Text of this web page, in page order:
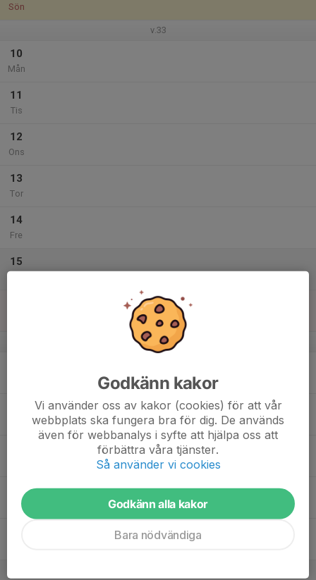
Sön
v.33
10
Mån
11
Tis
12
Ons
13
Tor
14
Fre
15
v.34
Tor
Godkänn kakor
Vi använder oss av kakor (cookies) för att vår
webbplats ska fungera bra för dig. De används
även för webbanalys i syfte att hjälpa oss att
förbättra våra tjänster.
Så använder vi cookies
Godkänn alla kakor
Bara nödvändiga